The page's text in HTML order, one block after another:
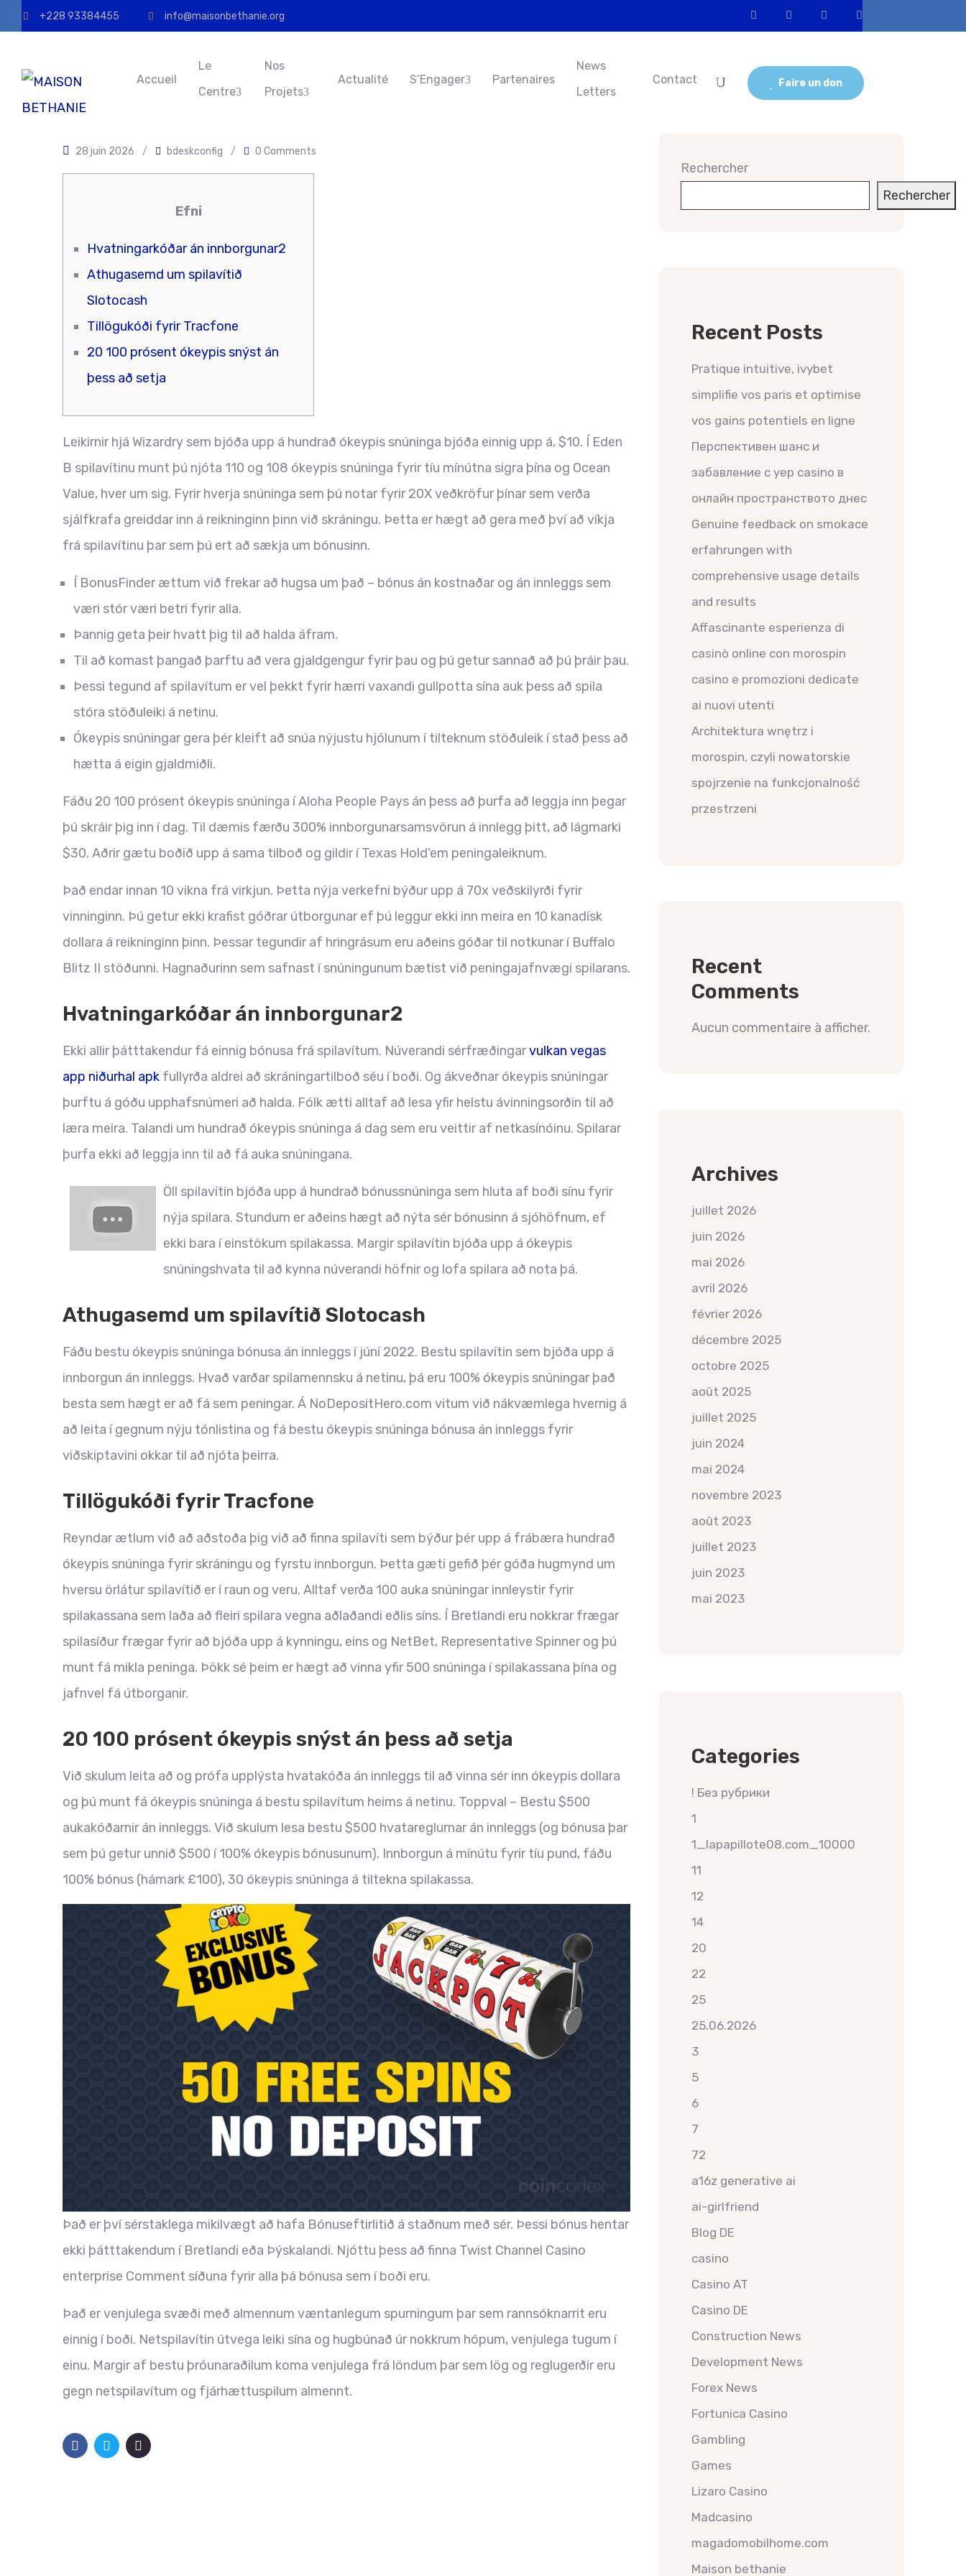
+228 93384455 info@maisonbethanie.org
Accueil
Le
Centre
Nos
Projets
Actualité S’Engager Partenaires
News
Letters
Contact Faire un don
28 juin 2026 / bdeskconfig / 0 Comments
Efni
Hvatningarkóðar án innborgunar2
Athugasemd um spilavítið
Slotocash
Tillögukóði fyrir Tracfone
20 100 prósent ókeypis snýst án
þess að setja
Leikirnir hjá Wizardry sem bjóða upp á hundrað ókeypis snúninga bjóða einnig upp á, $10. Í Eden
B spilavítinu munt þú njóta 110 og 108 ókeypis snúninga fyrir tíu mínútna sigra þína og Ocean
Value, hver um sig. Fyrir hverja snúninga sem þú notar fyrir 20X veðkröfur þínar sem verða
sjálfkrafa greiddar inn á reikninginn þinn við skráningu. Þetta er hægt að gera með því að víkja
frá spilavítinu þar sem þú ert að sækja um bónusinn.
Í BonusFinder ættum við frekar að hugsa um það – bónus án kostnaðar og án innleggs sem
væri stór væri betri fyrir alla.
Þannig geta þeir hvatt þig til að halda áfram.
Til að komast þangað þarftu að vera gjaldgengur fyrir þau og þú getur sannað að þú þráir þau.
Þessi tegund af spilavítum er vel þekkt fyrir hærri vaxandi gullpotta sína auk þess að spila
stóra stöðuleiki á netinu.
Ókeypis snúningar gera þér kleift að snúa nýjustu hjólunum í tilteknum stöðuleik í stað þess að
hætta á eigin gjaldmiðli.
Fáðu 20 100 prósent ókeypis snúninga í Aloha People Pays án þess að þurfa að leggja inn þegar
þú skráir þig inn í dag. Til dæmis færðu 300% innborgunarsamsvörun á innlegg þitt, að lágmarki
$30. Aðrir gætu boðið upp á sama tilboð og gildir í Texas Hold'em peningaleiknum.
Það endar innan 10 vikna frá virkjun. Þetta nýja verkefni býður upp á 70x veðskilyrði fyrir
vinninginn. Þú getur ekki krafist góðrar útborgunar ef þú leggur ekki inn meira en 10 kanadísk
dollara á reikninginn þinn. Þessar tegundir af hringrásum eru aðeins góðar til notkunar í Buffalo
Blitz II stöðunni. Hagnaðurinn sem safnast í snúningunum bætist við peningajafnvægi spilarans.
Hvatningarkóðar án innborgunar2
Ekki allir þátttakendur fá einnig bónusa frá spilavítum. Núverandi sérfræðingarvulkan vegas
app niðurhal apk fullyrða aldrei að skráningartilboð séu í boði. Og ákveðnar ókeypis snúningar
þurftu á góðu upphafsnúmeri að halda. Fólk ætti alltaf að lesa yfir helstu ávinningsorðin til að
læra meira. Talandi um hundrað ókeypis snúninga á dag sem eru veittir af netkasínóinu. Spilarar
þurfa ekki að leggja inn til að fá auka snúningana.
Öll spilavítin bjóða upp á hundrað bónussnúninga sem hluta af boði sínu fyrir
nýja spilara. Stundum er aðeins hægt að nýta sér bónusinn á sjóhöfnum, ef
ekki bara í einstökum spilakassa. Margir spilavítin bjóða upp á ókeypis
snúningshvata til að kynna núverandi höfnir og lofa spilara að nota þá.
Athugasemd um spilavítið Slotocash
Fáðu bestu ókeypis snúninga bónusa án innleggs í júní 2022. Bestu spilavítin sem bjóða upp á
innborgun án innleggs. Hvað varðar spilamennsku á netinu, þá eru 100% ókeypis snúningar það
besta sem hægt er að fá sem peningar. Á NoDepositHero.com vitum við nákvæmlega hvernig á
að leita í gegnum nýju tónlistina og fá bestu ókeypis snúninga bónusa án innleggs fyrir
viðskiptavini okkar til að njóta þeirra.
Tillögukóði fyrir Tracfone
Reyndar ætlum við að aðstoða þig við að finna spilavíti sem býður þér upp á frábæra hundrað
ókeypis snúninga fyrir skráningu og fyrstu innborgun. Þetta gæti gefið þér góða hugmynd um
hversu örlátur spilavítið er í raun og veru. Alltaf verða 100 auka snúningar innleystir fyrir
spilakassana sem laða að fleiri spilara vegna aðlaðandi eðlis síns. Í Bretlandi eru nokkrar frægar
spilasíður frægar fyrir að bjóða upp á kynningu, eins og NetBet, Representative Spinner og þú
munt fá mikla peninga. Þökk sé þeim er hægt að vinna yfir 500 snúninga í spilakassana þína og
jafnvel fá útborganir.
20 100 prósent ókeypis snýst án þess að setja
Við skulum leita að og prófa upplýsta hvatakóða án innleggs til að vinna sér inn ókeypis dollara
og þú munt fá ókeypis snúninga á bestu spilavítum heims á netinu. Toppval – Bestu $500
aukakóðarnir án innleggs. Við skulum lesa bestu $500 hvatareglurnar án innleggs (og bónusa þar
sem þú getur unnið $500 í 100% ókeypis bónusunum). Innborgun á mínútu fyrir tíu pund, fáðu
100% bónus (hámark £100), 30 ókeypis snúninga á tiltekna spilakassa.
Það er því sérstaklega mikilvægt að hafa Bónuseftirlitið á staðnum með sér. Þessi bónus hentar
ekki þátttakendum í Bretlandi eða Þýskalandi. Njóttu þess að finna Twist Channel Casino
enterprise Comment síðuna fyrir alla þá bónusa sem í boði eru.
Það er venjulega svæði með almennum væntanlegum spurningum þar sem rannsóknarrit eru
einnig í boði. Netspilavítin útvega leiki sína og hugbúnað úr nokkrum hópum, venjulega tugum í
einu. Margir af bestu þróunaraðilum koma venjulega frá löndum þar sem lög og reglugerðir eru
gegn netspilavítum og fjárhættuspilum almennt.
Rechercher
Rechercher
Recent Posts
Pratique intuitive, ivybet
simplifie vos paris et optimise
vos gains potentiels en ligne
Перспективен шанс и
забавление с yep casino в
онлайн пространството днес
Genuine feedback on smokace
erfahrungen with
comprehensive usage details
and results
Affascinante esperienza di
casinò online con morospin
casino e promozioni dedicate
ai nuovi utenti
Architektura wnętrz i
morospin, czyli nowatorskie
spojrzenie na funkcjonalność
przestrzeni
Recent
Comments
Aucun commentaire à afficher.
Archives
juillet 2026
juin 2026
mai 2026
avril 2026
février 2026
décembre 2025
octobre 2025
août 2025
juillet 2025
juin 2024
mai 2024
novembre 2023
août 2023
juillet 2023
juin 2023
mai 2023
Categories
! Без рубрики
1
1_lapapillote08.com_10000
11
12
14
20
22
25
25.06.2026
3
5
6
7
72
a16z generative ai
ai-girlfriend
Blog DE
casino
Casino AT
Casino DE
Construction News
Development News
Forex News
Fortunica Casino
Gambling
Games
Lizaro Casino
Madcasino
magadomobilhome.com
Maison bethanie